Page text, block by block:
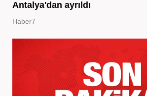
Antalya'dan ayrıldı
Haber7